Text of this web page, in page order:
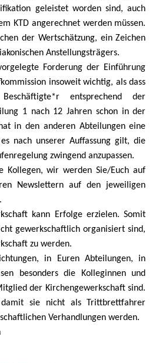
geleistet worden sind, auch
KTD angerechnet werden müssen.
der Wertschätzung, ein Zeichen
Anstellungsträgers.
Forderung der Einführung
insoweit wichtig, als dass
entsprechend der
1 nach 12 Jahren schon in der
in den anderen Abteilungen eine
nach unserer Auffassung gilt, die
zwingend anzupassen.
Kollegen, wir werden Sie/Euch auf
Newslettern auf den jeweiligen
kann Erfolge erzielen. Somit
gewerkschaftlich organisiert sind,
zu werden.
in Euren Abteilungen, in
besonders die Kolleginnen und
der Kirchengewerkschaft sind.
damit sie nicht als Trittbrettfahrer
Verhandlungen werden.